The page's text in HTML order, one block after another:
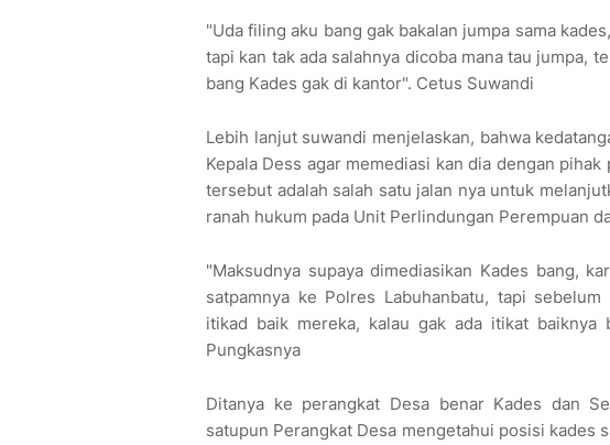
"Uda filing aku bang gak bakalan jumpa sama
tapi kan tak ada salahnya dicoba mana tau jumpa,
bang Kades gak di kantor". Cetus Suwandi
Lebih lanjut suwandi menjelaskan, bahwa
Kepala Dess agar memediasi kan dia dengan
tersebut adalah salah satu jalan nya untuk
ranah hukum pada Unit Perlindungan Perempuan
"Maksudnya supaya dimediasikan Kades bang,
satpamnya ke Polres Labuhanbatu, tapi
itikad baik mereka, kalau gak ada itikat baiknya
Pungkasnya
Ditanya ke perangkat Desa benar Kades dan
satupun Perangkat Desa mengetahui posisi kades